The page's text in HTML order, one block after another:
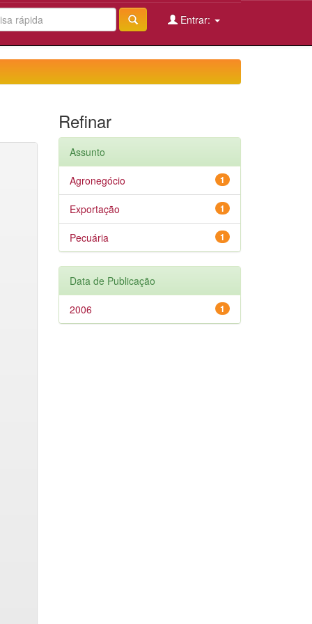
Entrar:
Refinar
Assunto
1
Agronegócio
1
Exportação
1
Pecuária
Data de Publicação
1
2006